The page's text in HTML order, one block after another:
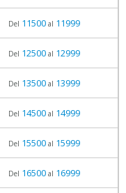
Del 11500al 11999
Del 12500al 12999
Del 13500al 13999
Del 14500al 14999
Del 15500al 15999
Del 16500al 16999